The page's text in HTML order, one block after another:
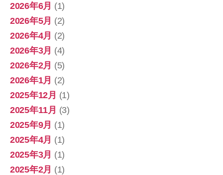
2026年6月 (1)
2026年5月 (2)
2026年4月 (2)
2026年3月 (4)
2026年2月 (5)
2026年1月 (2)
2025年12月 (1)
2025年11月 (3)
2025年9月 (1)
2025年4月 (1)
2025年3月 (1)
2025年2月 (1)